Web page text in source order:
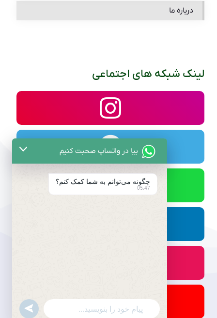
درباره ما
لینک شبکه های اجتماعی
بیا در واتساپ صحبت کنیم
چگونه می‌توانم به شما کمک کنم؟
05:47
WhatsApp
undefined